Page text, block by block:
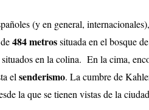
(y en general,
484 metrossituada en el bosque
en la colina. En la cima,
el senderismo. La cumbre de
la que se tienen vistas de la